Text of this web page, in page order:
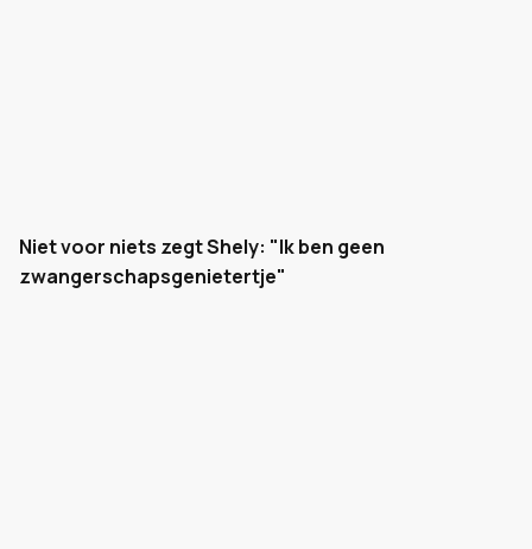
Niet voor niets zegt Shely: "Ik ben geen
zwangerschapsgenietertje"